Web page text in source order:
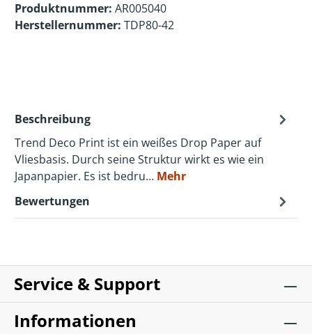
Produktnummer: AR005040
Herstellernummer: TDP80-42
Beschreibung
Trend Deco Print ist ein weißes Drop Paper auf
Vliesbasis. Durch seine Struktur wirkt es wie ein
Japanpapier. Es ist bedru… Mehr
Bewertungen
Service & Support
Informationen